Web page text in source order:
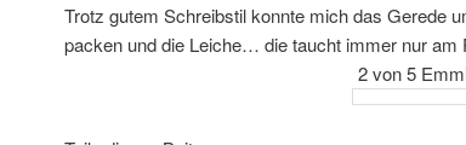
Trotz gutem Schreibstil konnte mich das Gerede
packen und die Leiche… die taucht immer nur am
2 von 5